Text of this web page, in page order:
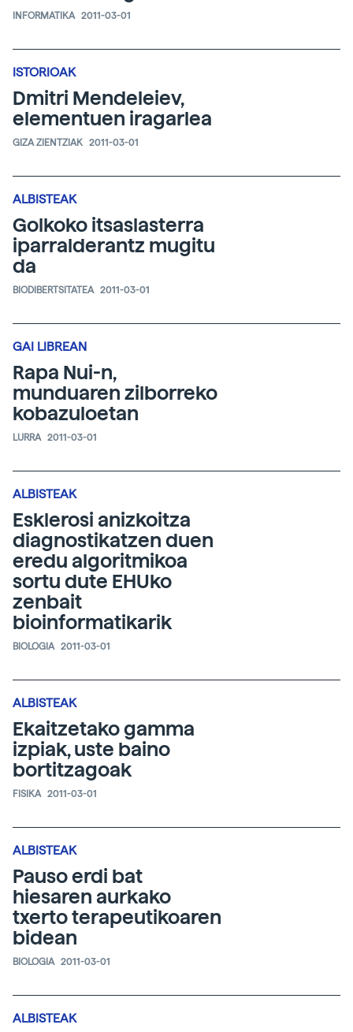
INFORMATIKA 2011-03-01
ISTORIOAK
Dmitri Mendeleiev,
elementuen iragarlea
GIZA ZIENTZIAK 2011-03-01
ALBISTEAK
Golkoko itsaslasterra
iparralderantz mugitu
da
BIODIBERTSITATEA 2011-03-01
GAI LIBREAN
Rapa Nui-n,
munduaren zilborreko
kobazuloetan
LURRA 2011-03-01
ALBISTEAK
Esklerosi anizkoitza
diagnostikatzen duen
eredu algoritmikoa
sortu dute EHUko
zenbait
bioinformatikarik
BIOLOGIA 2011-03-01
ALBISTEAK
Ekaitzetako gamma
izpiak, uste baino
bortitzagoak
FISIKA 2011-03-01
ALBISTEAK
Pauso erdi bat
hiesaren aurkako
txerto terapeutikoaren
bidean
BIOLOGIA 2011-03-01
ALBISTEAK